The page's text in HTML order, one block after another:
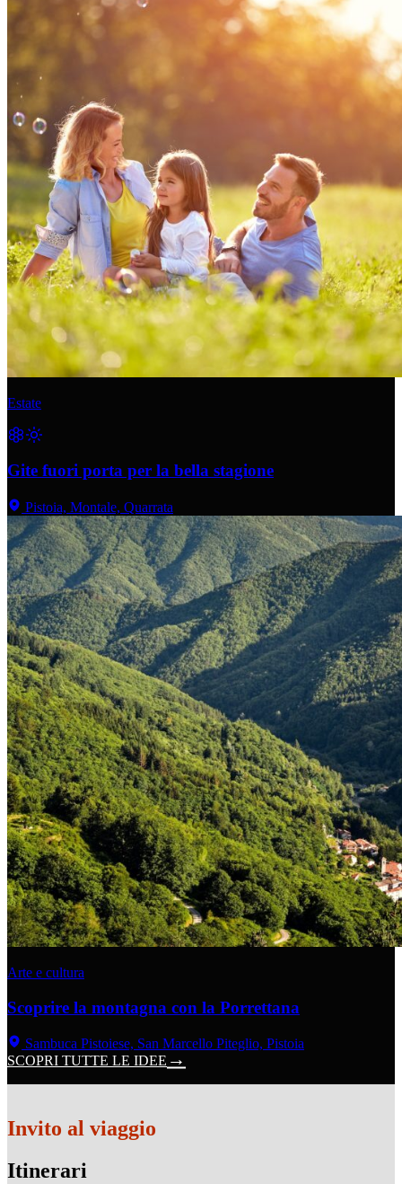
Estate
Gite fuori porta per la bella stagione
Pistoia, Montale, Quarrata
Arte e cultura
Scoprire la montagna con la Porrettana
Sambuca Pistoiese, San Marcello Piteglio, Pistoia
SCOPRI TUTTE LE IDEE
Invito al viaggio
Itinerari